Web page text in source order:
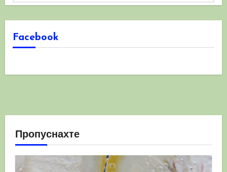
Facebook
Пропуснахте